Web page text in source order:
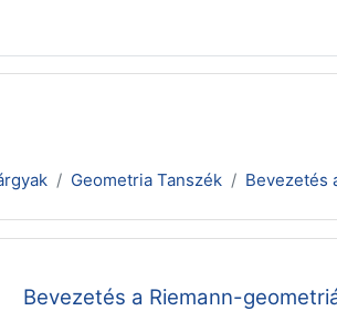
Geometria Tanszék Bevezetés
Bevezetés a Riemann-